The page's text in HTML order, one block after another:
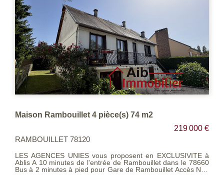
m2
en EXCLUSIVITE à
dans le 78660
Accès N10
Maison Ablis 6 pièce() proche
LES AGENCES UNIES vous proposent en
vous invitons à visiter cette maison
moins de 5 minutes du centre-